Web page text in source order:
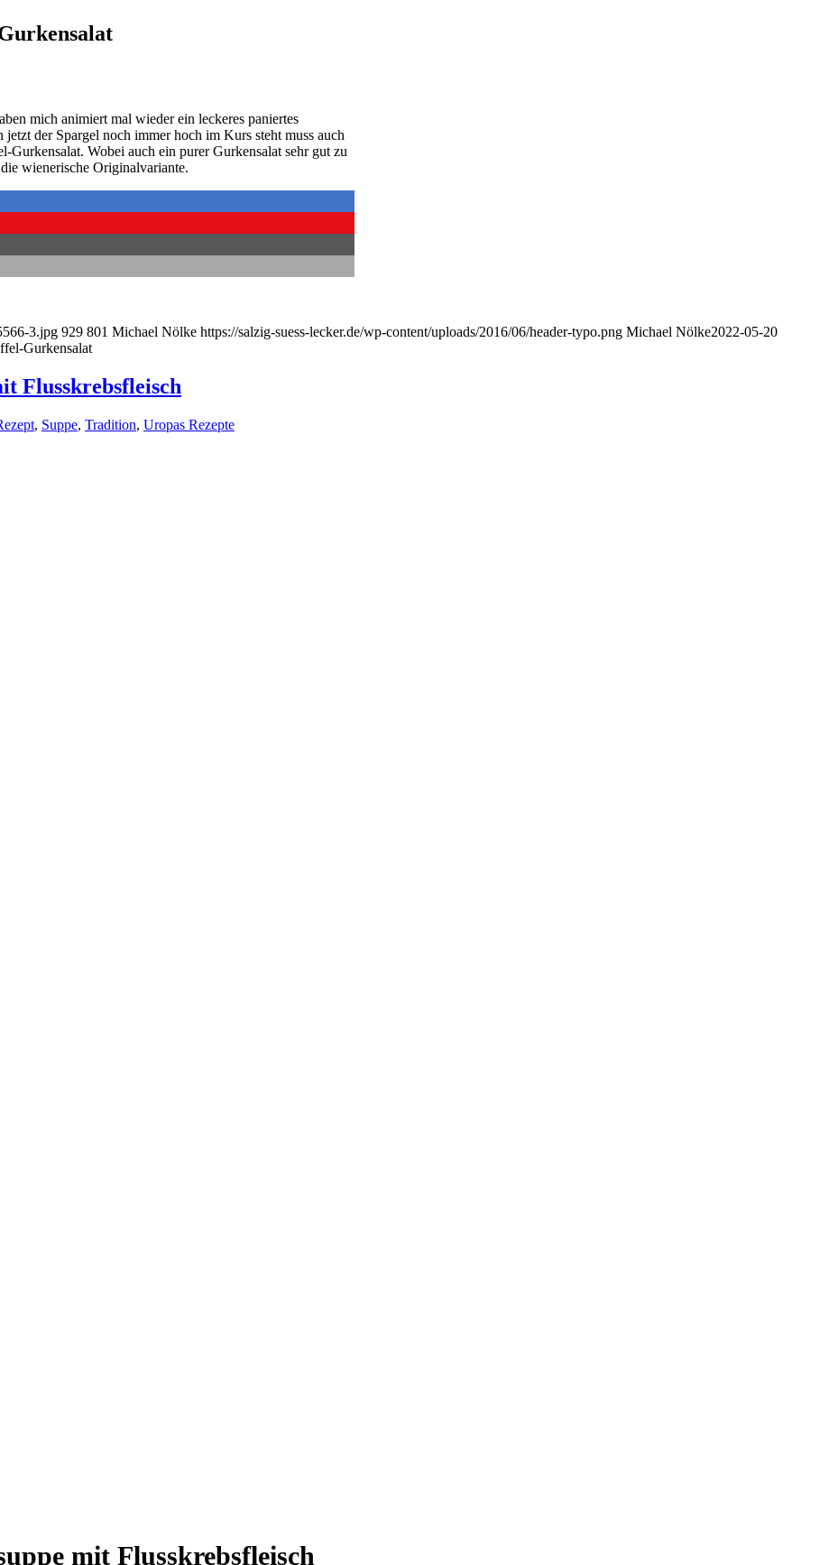
mich animiert mal wieder ein leckeres paniertes
der Spargel noch immer hoch im Kurs steht muss auch
Wobei auch ein purer Gurkensalat sehr gut zu
wienerische Originalvariante.
3.jpg 929 801 Michael Nölke https://salzig-suess-lecker.de/wp-content/uploads/2016/06/header-typo.png Michael Nölke2022-05-20
Gurkensalat
Flusskrebsfleisch
, Suppe, Tradition, Uropas Rezepte
mit Flusskrebsfleisch